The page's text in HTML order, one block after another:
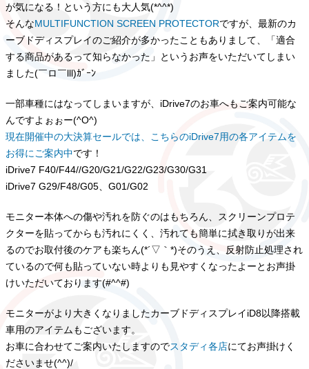
が気になる！という方にも大人気(*^^*)
そんなMULTIFUNCTION SCREEN PROTECTORですが、最新のカ
ーブドディスプレイのご紹介が多かったこともありまして、「適合
する商品があるって知らなかった」というお声をいただいてしまい
ました(￣ロ￣lll)ｶﾞｰﾝ
一部車種にはなってしまいますが、iDrive7のお車へもご案内可能な
んですよぉぉー(^O^)
現在開催中の大決算セールでは、こちらのiDrive7用の各アイテムを
お得にご案内中です！
iDrive7 F40/F44//G20/G21/G22/G23/G30/G31
iDrive7 G29/F48/G05、G01/G02
モニター本体への傷や汚れを防ぐのはもちろん、スクリーンプロテ
クターを貼ってからも汚れにくく、汚れても簡単に拭き取りが出来
るのでお取付後のケアも楽ちん(*´▽｀*)そのうえ、反射防止処理され
ているので何も貼っていない時よりも見やすくなったよーとお声掛
けいただいております(#^^#)
モニターがより大きくなりましたカーブドディスプレイiD8以降搭載
車用のアイテムもございます。
お車に合わせてご案内いたしますのでスタディ各店にてお声掛けく
ださいませ(^^)/